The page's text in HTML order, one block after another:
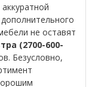
не оставят
(2700-600-
Безусловно,